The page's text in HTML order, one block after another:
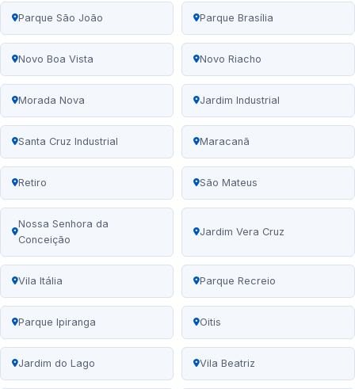
Parque São João Parque Brasília
Novo Boa Vista Novo Riacho
Morada Nova Jardim Industrial
Santa Cruz Industrial Maracanã
Retiro São Mateus
Nossa Senhora da
Conceição
Jardim Vera Cruz
Vila Itália Parque Recreio
Parque Ipiranga Oitis
Jardim do Lago Vila Beatriz